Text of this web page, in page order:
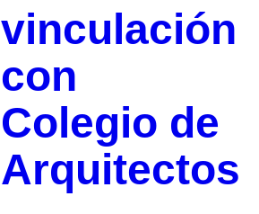
vinculación
con
Colegio de
Arquitectos